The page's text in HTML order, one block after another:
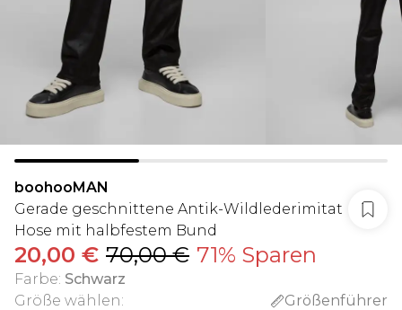
boohooMAN
Gerade geschnittene Antik-Wildlederimitat
Hose mit halbfestem Bund
20,00 € 70,00 € 71% Sparen
Farbe: Schwarz
Größe wählen:
Größenführer